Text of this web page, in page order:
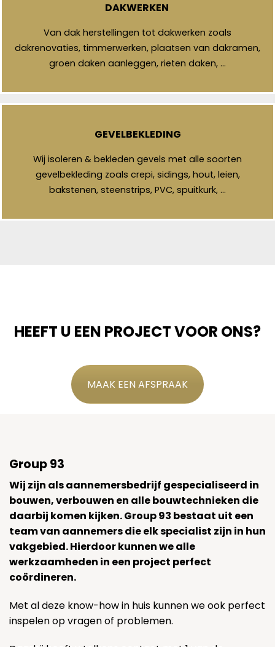
DAKWERKEN
Van dak herstellingen tot dakwerken zoals
dakrenovaties, timmerwerken, plaatsen van dakramen,
groen daken aanleggen, rieten daken, …
GEVELBEKLEDING
Wij isoleren & bekleden gevels met alle soorten
gevelbekleding zoals crepi, sidings, hout, leien,
bakstenen, steenstrips, PVC, spuitkurk, …
HEEFT U EEN PROJECT VOOR ONS?
MAAK EEN AFSPRAAK
Group 93
Wij zijn als aannemersbedrijf gespecialiseerd in
bouwen, verbouwen en alle bouwtechnieken die
daarbij komen kijken. Group 93 bestaat uit een
team van aannemers die elk specialist zijn in hun
vakgebied. Hierdoor kunnen we alle
werkzaamheden in een project perfect
coördineren.
Met al deze know-how in huis kunnen we ook perfect
inspelen op vragen of problemen.